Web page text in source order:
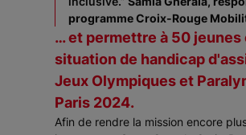
programme Croix-Rouge
… et permettre à 50 jeunes
situation de handicap
Jeux Olympiques et
Paris 2024.
Afin de rendre la mission encore